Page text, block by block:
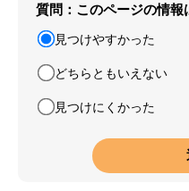
質問：このページの情報
見つけやすかった
どちらともいえない
見つけにくかった